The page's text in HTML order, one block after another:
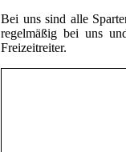
Bei uns sind alle
regelmäßig bei uns
Freizeitreiter.